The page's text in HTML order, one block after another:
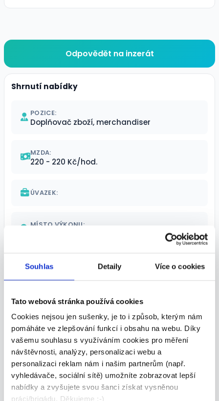
Souhlas Detaily Více o cookies
Tato webová stránka používá cookies
Cookies nejsou jen sušenky, je to i způsob, kterým nám
pomáháte ve zlepšování funkcí i obsahu na webu. Díky
vašemu souhlasu s využíváním cookies pro měření
návštěvnosti, analýzy, personalizaci webu a
personalizaci reklam nám i našim partnerům (např.
vyhledávače, sociální sítě) umožníte zobrazovat lepší
nabídky a zvyšujete svou šanci získat vysněnou
práci/brigádu. Děkujeme :-)
Odpovědět na inzerát
Shrnutí nabídky
POZICE:
Doplňovač zboží, merchandiser
MZDA:
220 - 220 Kč/hod.
ÚVAZEK:
MÍSTO VÝKONU:
TERMÍN NÁSTUPU:
VHODNÉ PRO:
Absolventi
Kontaktní osoba
Adrian Kolář